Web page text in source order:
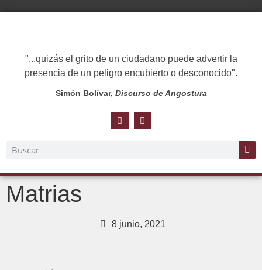
"...quizás el grito de un ciudadano puede advertir la
presencia de un peligro encubierto o desconocido".
Simón Bolívar, Discurso de Angostura
Matrias
8 junio, 2021